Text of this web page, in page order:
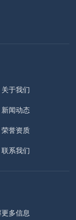
关于我们
新闻动态
荣誉资质
联系我们
多信息